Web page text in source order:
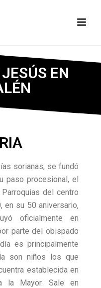
EN
sorianas, se fundó
paso procesional, el
del centro
en su 50 aniversario,
oficialmente en
parte del obispado
es principalmente
son niños los que
establecida en
la Mayor. Sale en